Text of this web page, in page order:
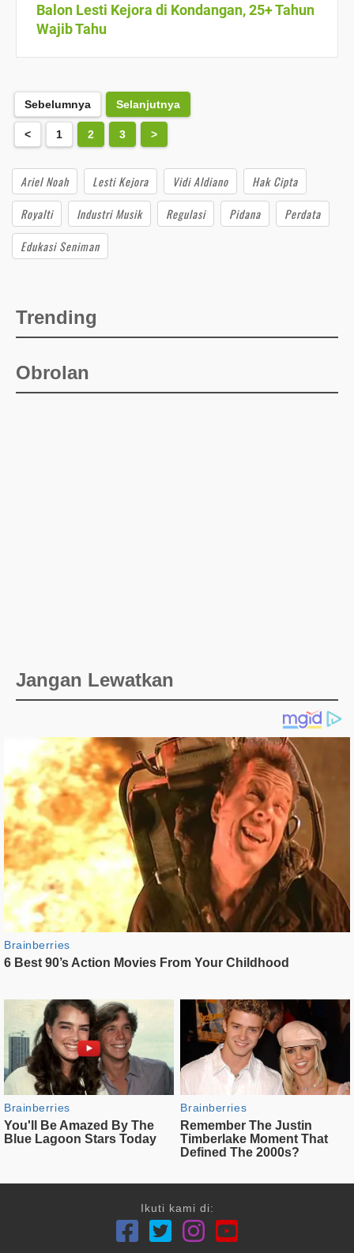
Balon Lesti Kejora di Kondangan, 25+ Tahun
Wajib Tahu
Sebelumnya Selanjutnya
< 1 2 3 >
Ariel Noah Lesti Kejora Vidi Aldiano
Hak Cipta
Royalti
Industri Musik Regulasi Pidana
Perdata
Edukasi Seniman
Trending
Obrolan
Jangan Lewatkan
Ikuti kami di: